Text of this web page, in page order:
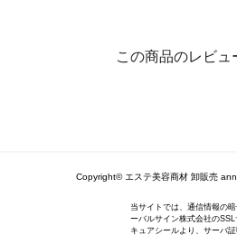
この商品のレビュ
Copyright© エステ美容商材 卸販売
当サイトでは、通信情報の
ーバルサイン株式会社の
キュアシールより、サーバ